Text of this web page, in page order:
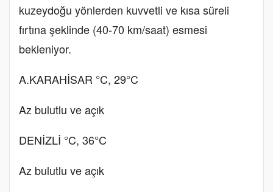
kuzeydoğu yönlerden kuvvetli ve kısa süreli
fırtına şeklinde (40-70 km/saat) esmesi
bekleniyor.
A.KARAHİSAR °C, 29°C
Az bulutlu ve açık
DENİZLİ °C, 36°C
Az bulutlu ve açık